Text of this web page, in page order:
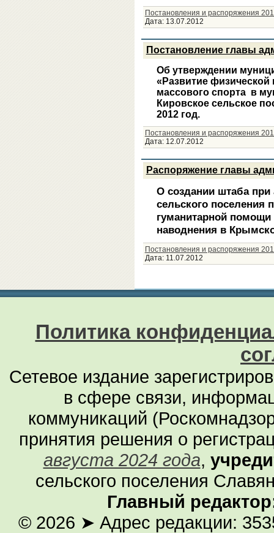
Постановления и распоряжения
Дата: 13.07.2012
Постановление главы
Об утверждении
«Развитие физической
массового спорта в
Кировское сельское
2012 год.
Постановления и распоряжения
Дата: 12.07.2012
Распоряжение главы
О создании штаба при
сельского поселения
гуманитарной помощи
наводнения в
Постановления и распоряжения
Дата: 11.07.2012
Политика
Сетевое издание
в сфере связи,
коммуникаций
принятия решения о
августа 2024 года,
сельского поселения
Главный
© 2026 ➤ Адрес редакции: